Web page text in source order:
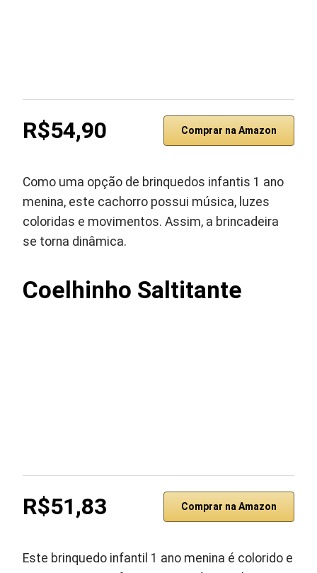
R$54,90 Comprar na Amazon
Como uma opção de brinquedos infantis 1 ano
menina, este cachorro possui música, luzes
coloridas e movimentos. Assim, a brincadeira
se torna dinâmica.
Coelhinho Saltitante
R$51,83 Comprar na Amazon
Este brinquedo infantil 1 ano menina é colorido e